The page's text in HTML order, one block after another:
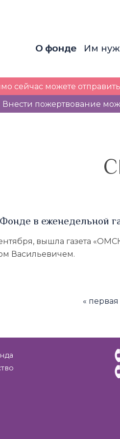
О фонде Им
сейчас можете
Внести пожертвование
в еженедельной
сентября, вышла газета
Васильевичем.
« первая